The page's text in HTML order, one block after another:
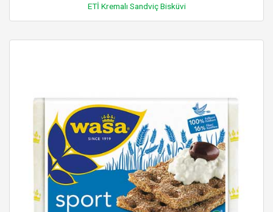
ETİ Kremalı Sandviç Bisküvi